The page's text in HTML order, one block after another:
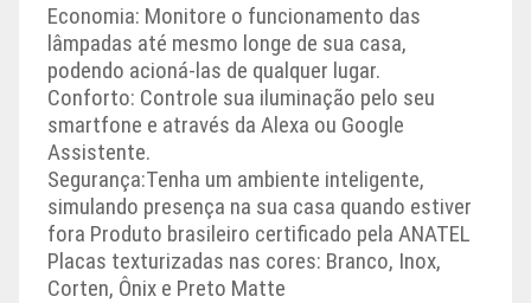
Economia: Monitore o funcionamento das
lâmpadas até mesmo longe de sua casa,
podendo acioná-las de qualquer lugar.
Conforto: Controle sua iluminação pelo seu
smartfone e através da Alexa ou Google
Assistente.
Segurança:Tenha um ambiente inteligente,
simulando presença na sua casa quando estiver
fora Produto brasileiro certificado pela ANATEL
Placas texturizadas nas cores: Branco, Inox,
Corten, Ônix e Preto Matte